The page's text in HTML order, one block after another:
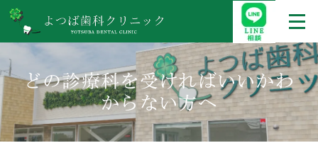
どの診療科を受ければいいかわ
からない方へ